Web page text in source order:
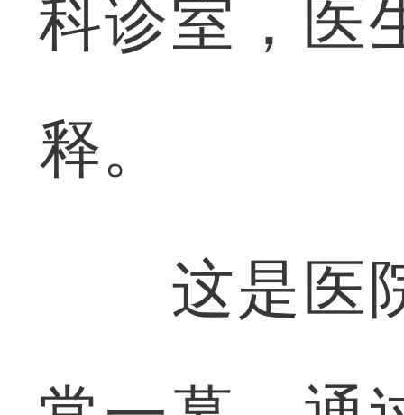
科诊室，医
释。
这是医院